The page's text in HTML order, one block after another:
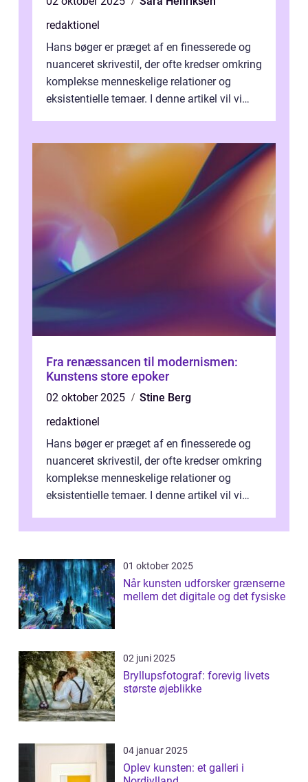
redaktionel
Hans bøger er præget af en finesserede og
nuanceret skrivestil, der ofte kredser omkring
komplekse menneskelige relationer og
eksistentielle temaer. I denne artikel vil vi
Fra renæssancen til modernismen:
Kunstens store epoker
02 oktober 2025
Stine Berg
redaktionel
Hans bøger er præget af en finesserede og
nuanceret skrivestil, der ofte kredser omkring
komplekse menneskelige relationer og
eksistentielle temaer. I denne artikel vil vi
01 oktober 2025
Når kunsten udforsker grænserne
mellem det digitale og det fysiske
02 juni 2025
Bryllupsfotograf: forevig livets
største øjeblikke
04 januar 2025
Oplev kunsten: et galleri i